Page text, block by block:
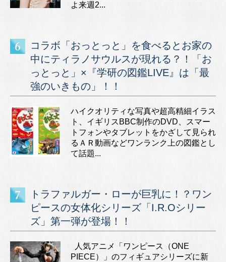
よ来週2...
コラボ「おっとっと」を食べるとお家の
中にティラノサウルスが現れる？！「お
っとっと」×『学研の図鑑LIVE』は「最
強のいきもの」！！
ハイクオリティな写真や超高精細イラス
ト、イギリスBBC制作のDVD、スマー
トフォンやタブレットをかざして見られ
るＡＲ動画などワンランク上の図鑑とし
て話題...
トラファルガー・ローが巨乳に！？ワン
ピースの女体化シリーズ「I.R.Oシリー
ズ」第一弾が登場！！
人気アニメ「ワンピース（ONE
PIECE）」のフィギュアシリーズに新